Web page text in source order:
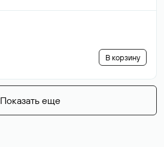
В корзину
Показать еще